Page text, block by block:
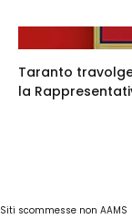
Taranto
la
Siti scommesse non AAMS